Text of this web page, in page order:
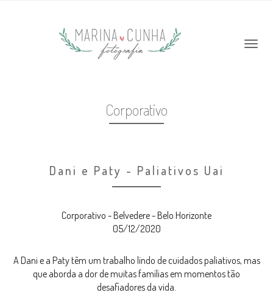
Corporativo
Dani e Paty - Paliativos Uai
Corporativo - Belvedere - Belo Horizonte
05/12/2020
A Dani e a Paty têm um trabalho lindo de cuidados paliativos, mas
que aborda a dor de muitas famílias em momentos tão
desafiadores da vida.